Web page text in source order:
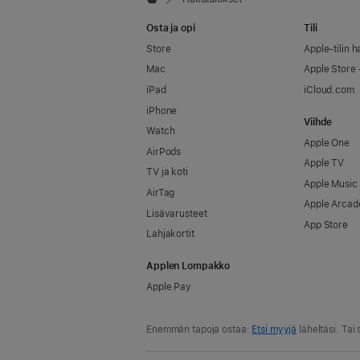
Osta ja opi
Store
Mac
iPad
iPhone
Watch
AirPods
TV ja koti
AirTag
Lisävarusteet
Lahjakortit
Applen Lompakko
Apple Pay
Tili
Apple-tilin
Apple Store
iCloud.com
Viihde
Apple One
Apple TV
Apple Music
Apple
App Store
Enemmän tapoja ostaa: Etsi myyjä läheltäsi. Tai